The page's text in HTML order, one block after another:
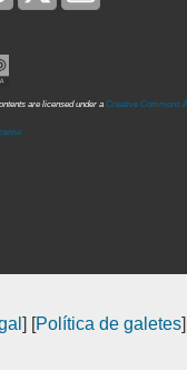
are licensed under a Creative Commons
] [Política de galetes